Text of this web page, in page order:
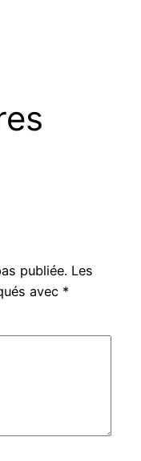
publiée. Les
avec *